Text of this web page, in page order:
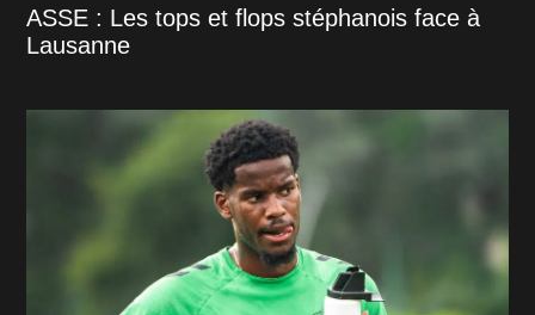
ASSE : Les tops et flops stéphanois face à
Lausanne